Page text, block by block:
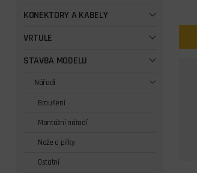
KONEKTORY A KABELY
VRTULE
STAVBA MODELU
Nářadí
Broušení
Montážní nářadí
Nože a pilky
Ostatní